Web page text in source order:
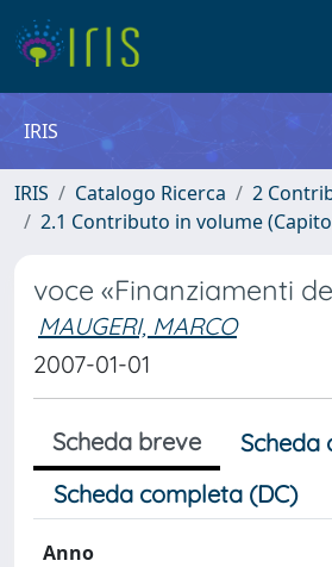
IRIS
IRIS Catalogo Ricerca
2
2.1 Contributo in volume
voce «Finanziamenti
MAUGERI, MARCO
2007-01-01
Scheda breve
Scheda
Scheda completa (DC)
Anno